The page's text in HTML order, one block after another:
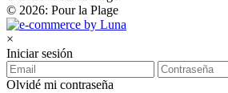
© 2026: Pour la Plage
×
Iniciar sesión
Olvidé mi contraseña